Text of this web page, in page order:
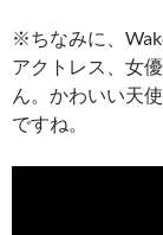
※ちなみに、
アクトレス、女
ん。かわいい天
ですね。